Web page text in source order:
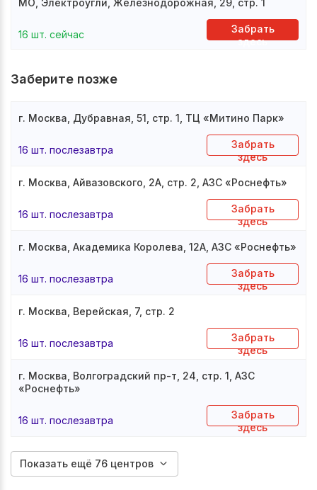
16 шт. сейчас
Забрать
здесь
Заберите позже
г. Москва, Дубравная, 51, стр. 1, ТЦ «Митино Парк»
16 шт. послезавтра
Забрать
здесь
г. Москва, Айвазовского, 2А, стр. 2, АЗС «Роснефть»
16 шт. послезавтра
Забрать
здесь
г. Москва, Академика Королева, 12А, АЗС «Роснефть»
16 шт. послезавтра
Забрать
здесь
г. Москва, Верейская, 7, стр. 2
16 шт. послезавтра
Забрать
здесь
г. Москва, Волгоградский пр-т, 24, стр. 1, АЗС
«Роснефть»
16 шт. послезавтра
Забрать
здесь
Показать ещё 76 центров